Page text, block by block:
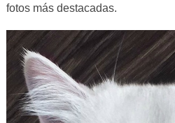
fotos más destacadas.